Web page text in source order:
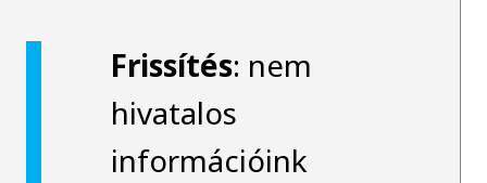
Frissítés: nem
hivatalos
információink